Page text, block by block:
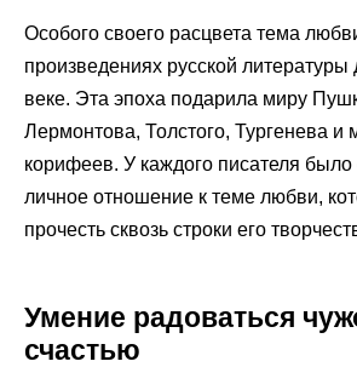
Особого своего расцвета тема
произведениях русской литературы
веке. Эта эпоха подарила миру
Лермонтова, Толстого, Тургенева и
корифеев. У каждого писателя было
личное отношение к теме любви,
прочесть сквозь строки его
Умение радоваться
счастью